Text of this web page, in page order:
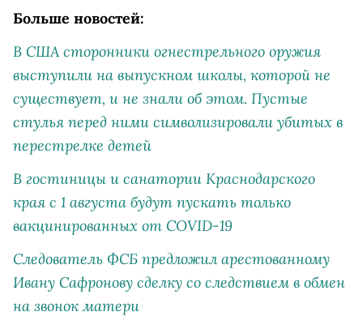
Больше новостей:
В США сторонники огнестрельного оружия
выступили на выпускном школы, которой не
существует, и не знали об этом. Пустые
стулья перед ними символизировали убитых в
перестрелке детей
В гостиницы и санатории Краснодарского
края с 1 августа будут пускать только
вакцинированных от COVID-19
Следователь ФСБ предложил арестованному
Ивану Сафронову сделку со следствием в обмен
на звонок матери